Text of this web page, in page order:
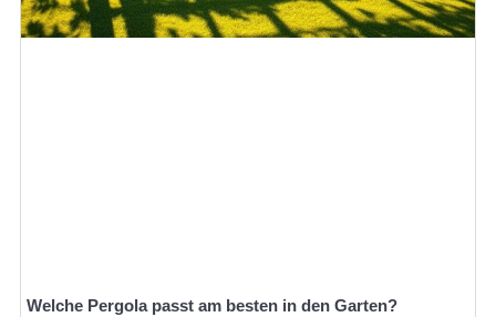
Welche Pergola passt am besten in den Garten?